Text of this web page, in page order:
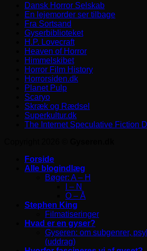
Dansk Horror Selskab
En lejemorder ser tilbage
Fra Sortsand
Gyserbiblioteket
H.P. Lovecraft
Heaven of Horror
Himmelskibet
Horror Film History
Horrorsiden.dk
Planet Pulp
Scaryo
Skræk og Rædsel
Superkultur.dk
The Internet Speculative Fiction
Forside
Alle blogindlæg
Bøger: A – H
I – N
O – Å
Stephen King
Filmatiseringer
Hvad er en gyser?
Gyseren: om subgenrer,
(uddrag)